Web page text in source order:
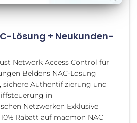
Lösung + Neukunden-
Network Access Control für
Beldens NAC-Lösung
sichere Authentifizierung und
in
Netzwerken Exklusive
Rabatt auf macmon NAC